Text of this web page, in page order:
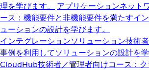
理を学びます。
アプリケーションネット
ース：機能要件と非機能要件を満たすイ
ューションの設計を学びます。
インテグレーションソリューション技術
事例を利用してソリューションの設計を学
CloudHub技術者／管理者向けコース：